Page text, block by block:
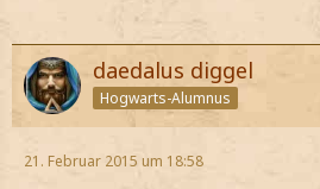
daedalus diggel
Hogwarts-Alumnus
21. Februar 2015 um 18:58